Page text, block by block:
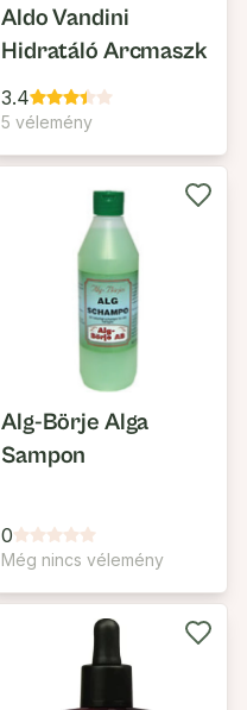
Aldo Vandini
Hidratáló Arcmaszk
3.4
5 vélemény
Alg-Börje Alga
Sampon
0
Még nincs vélemény